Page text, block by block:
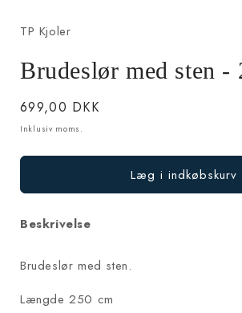
iTP Kjoler
Brudeslør med sten -
Normalpris
699,00 DKK
Inklusiv moms.
Læg i indkøbskurv
Beskrivelse
Brudeslør med sten.
Længde 250 cm